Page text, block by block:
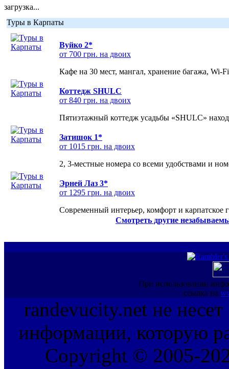
загрузка...
Туры в Карпаты
Вуйко 2*
от 700 грн. на двоих
Кафе на 30 мест, мангал, хранение багажа, Wi-
Коттедж SHULC
от 840 грн. на двоих
Пятиэтажный коттедж усадьбы «SHULC»
Затишок 1*
от 1015 грн. на двоих
2, 3-местные номера со всеми удобствами и
Эрней Лаз 3*
от 1295 грн. на двоих
Современный интерьер, комфорт и карпатское
Смотреть другие
При использовании
ссылка на
randevucity.net не несет
информации, которую
Copyright © 2005-